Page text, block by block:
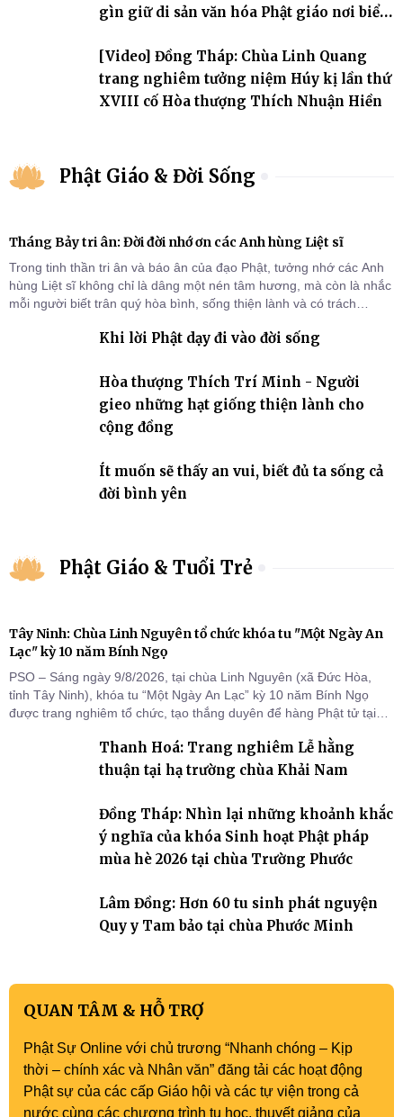
gìn giữ di sản văn hóa Phật giáo nơi biển
[Video] Đồng Tháp: Chùa Linh Quang
trang nghiêm tưởng niệm Húy kị lần thứ
XVIII cố Hòa thượng Thích Nhuận Hiền
Phật Giáo & Đời Sống
Tháng Bảy tri ân: Đời đời nhớ ơn các Anh hùng Liệt sĩ
Trong tinh thần tri ân và báo ân của đạo Phật, tưởng nhớ các Anh
hùng Liệt sĩ không chỉ là dâng một nén tâm hương, mà còn là nhắc
mỗi người biết trân quý hòa bình, sống thiện lành và có trách
Khi lời Phật dạy đi vào đời sống
Hòa thượng Thích Trí Minh - Người
gieo những hạt giống thiện lành cho
cộng đồng
Ít muốn sẽ thấy an vui, biết đủ ta sống cả
đời bình yên
Phật Giáo & Tuổi Trẻ
Tây Ninh: Chùa Linh Nguyên tổ chức khóa tu "Một Ngày An
Lạc" kỳ 10 năm Bính Ngọ
PSO – Sáng ngày 9/8/2026, tại chùa Linh Nguyên (xã Đức Hòa,
tỉnh Tây Ninh), khóa tu “Một Ngày An Lạc” kỳ 10 năm Bính Ngọ
được trang nghiêm tổ chức, tạo thắng duyên để hàng Phật tử tại
Thanh Hoá: Trang nghiêm Lễ hằng
thuận tại hạ trường chùa Khải Nam
Đồng Tháp: Nhìn lại những khoảnh khắc
ý nghĩa của khóa Sinh hoạt Phật pháp
mùa hè 2026 tại chùa Trường Phước
Lâm Đồng: Hơn 60 tu sinh phát nguyện
Quy y Tam bảo tại chùa Phước Minh
QUAN TÂM & HỖ TRỢ
Phật Sự Online với chủ trương “Nhanh chóng – Kịp
thời – chính xác và Nhân văn” đăng tải các hoạt động
Phật sự của các cấp Giáo hội và các tự viện trong cả
nước cùng các chương trình tu học, thuyết giảng của